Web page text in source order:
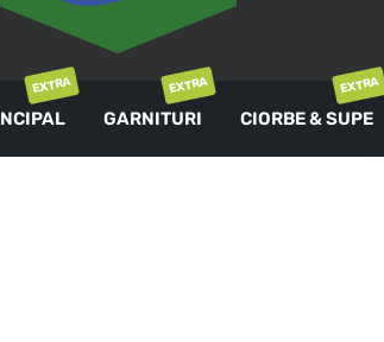
EXTRA
GARNITURI
EXTRA
CIORBE & SUPE
EXTRA